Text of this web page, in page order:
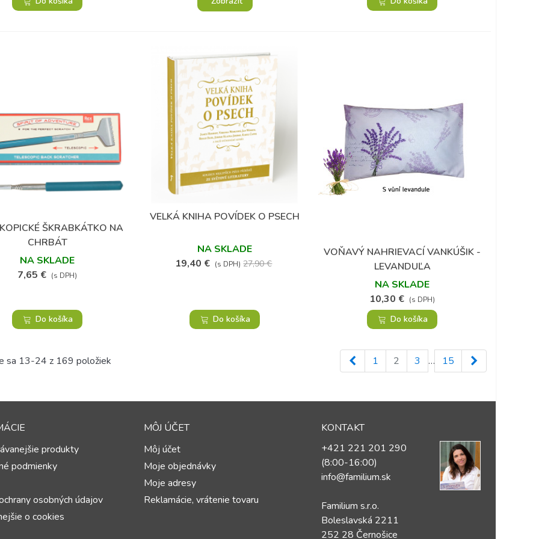
Obľúbené
ŠKRABKÁTKO NA
CHRBÁT
NA SKLADE
7,65 € (s DPH)
Do košíka
Obľúbené
VELKÁ KNIHA POVÍDEK O PSECH
NA SKLADE
19,40 € (s DPH) 27,90 €
Do košíka
Obľúbené
VOŇAVÝ NAHRIEVACÍ VANKÚŠIK -
LEVANDUĽA
NA SKLADE
10,30 € (s DPH)
Do košíka
sa 13-24 z 169 položiek Späť1 2 3 … 15
produkty
podmienky
osobných údajov
o cookies
MÔJ ÚČET
Môj účet
Moje objednávky
Moje adresy
Reklamácie, vrátenie tovaru
KONTAKT
+421 221 201 290
(8:00-16:00)
info@familium.sk
Familium s.r.o.
Boleslavská 2211
252 28 Černošice